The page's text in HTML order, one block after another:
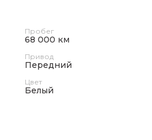
Пробег
68 000 км
Привод
Передний
Цвет
Белый